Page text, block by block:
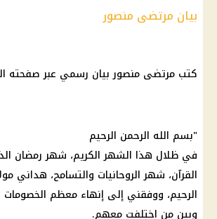
بيان مرتضى منصور
كتب مرتضى منصور بيان رسمي عبر صفحته
"بسم الله الرحمن الرحيم
في ظلال هذا الشهر الكريم، شهر رمضان
القرآن، شهر الروحانيات والتسامح، هداني
الرحيم، ووفقني إلى إنهاء معظم
وبين من اختلفت معهم.